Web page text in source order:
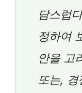
담스럽
정하여
안을 고
또는, 경